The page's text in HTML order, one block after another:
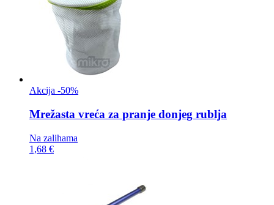
Akcija -50%
Mrežasta vreća za pranje donjeg rublja
Na zalihama
1,68 €